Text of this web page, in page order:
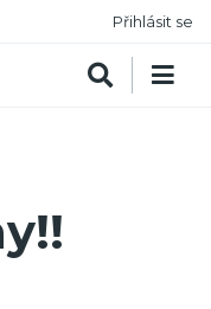
Přihlásit se